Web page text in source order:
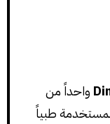
واحداً من
طبياً